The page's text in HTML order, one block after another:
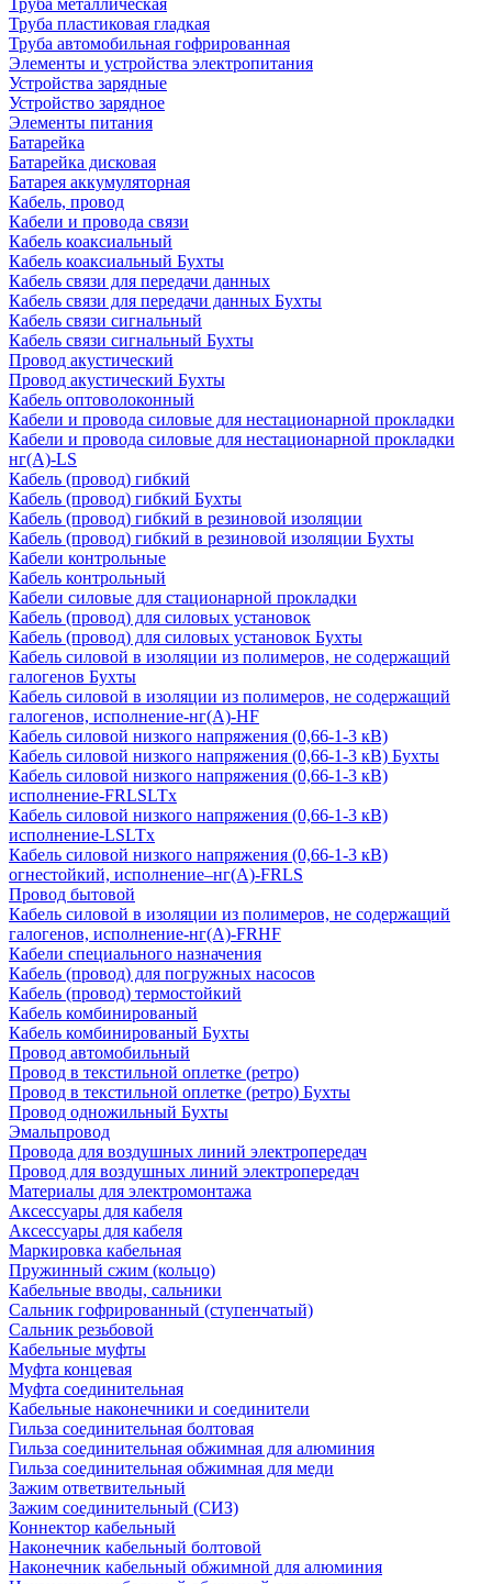
Труба металлическая
Труба пластиковая гладкая
Труба автомобильная гофрированная
Элементы и устройства электропитания
Устройства зарядные
Устройство зарядное
Элементы питания
Батарейка
Батарейка дисковая
Батарея аккумуляторная
Кабель, провод
Кабели и провода связи
Кабель коаксиальный
Кабель коаксиальный Бухты
Кабель связи для передачи данных
Кабель связи для передачи данных Бухты
Кабель связи сигнальный
Кабель связи сигнальный Бухты
Провод акустический
Провод акустический Бухты
Кабель оптоволоконный
Кабели и провода силовые для нестационарной прокладки
Кабели и провода силовые для нестационарной прокладки
нг(А)-LS
Кабель (провод) гибкий
Кабель (провод) гибкий Бухты
Кабель (провод) гибкий в резиновой изоляции
Кабель (провод) гибкий в резиновой изоляции Бухты
Кабели контрольные
Кабель контрольный
Кабели силовые для стационарной прокладки
Кабель (провод) для силовых установок
Кабель (провод) для силовых установок Бухты
Кабель силовой в изоляции из полимеров, не содержащий
галогенов Бухты
Кабель силовой в изоляции из полимеров, не содержащий
галогенов, исполнение-нг(А)-HF
Кабель силовой низкого напряжения (0,66-1-3 кВ)
Кабель силовой низкого напряжения (0,66-1-3 кВ) Бухты
Кабель силовой низкого напряжения (0,66-1-3 кВ)
исполнение-FRLSLTx
Кабель силовой низкого напряжения (0,66-1-3 кВ)
исполнение-LSLTx
Кабель силовой низкого напряжения (0,66-1-3 кВ)
огнестойкий, исполнение–нг(А)-FRLS
Провод бытовой
Кабель силовой в изоляции из полимеров, не содержащий
галогенов, исполнение-нг(А)-FRHF
Кабели специального назначения
Кабель (провод) для погружных насосов
Кабель (провод) термостойкий
Кабель комбинированый
Кабель комбинированый Бухты
Провод автомобильный
Провод в текстильной оплетке (ретро)
Провод в текстильной оплетке (ретро) Бухты
Провод одножильный Бухты
Эмальпровод
Провода для воздушных линий электропередач
Провод для воздушных линий электропередач
Материалы для электромонтажа
Аксессуары для кабеля
Аксессуары для кабеля
Маркировка кабельная
Пружинный сжим (кольцо)
Кабельные вводы, сальники
Сальник гофрированный (ступенчатый)
Сальник резьбовой
Кабельные муфты
Муфта концевая
Муфта соединительная
Кабельные наконечники и соединители
Гильза соединительная болтовая
Гильза соединительная обжимная для алюминия
Гильза соединительная обжимная для меди
Зажим ответвительный
Зажим соединительный (СИЗ)
Коннектор кабельный
Наконечник кабельный болтовой
Наконечник кабельный обжимной для алюминия